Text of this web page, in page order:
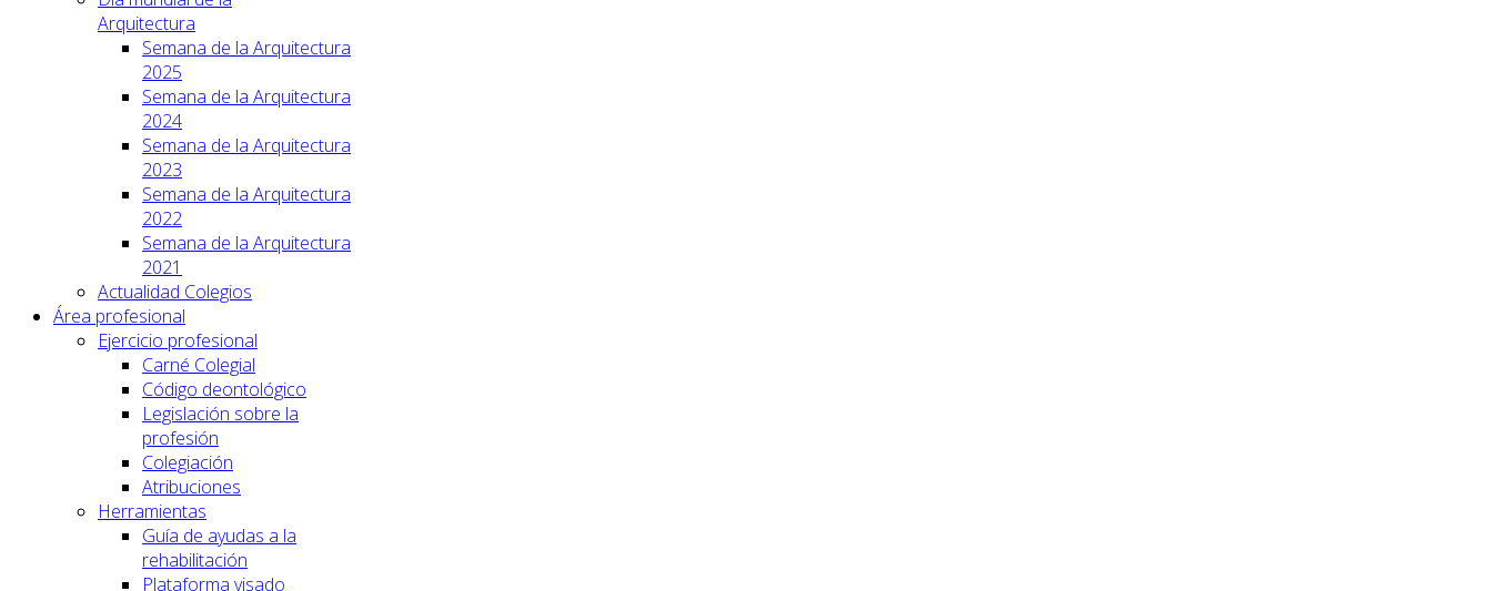
Arquitectura
Semana de la Arquitectura
2025
Semana de la Arquitectura
2024
Semana de la Arquitectura
2023
Semana de la Arquitectura
2022
Semana de la Arquitectura
2021
Actualidad Colegios
Área profesional
Ejercicio profesional
Carné Colegial
Código deontológico
Legislación sobre la
profesión
Colegiación
Atribuciones
Herramientas
Guía de ayudas a la
rehabilitación
Plataforma visado